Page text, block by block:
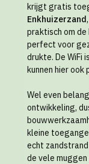
krijgt gratis
Enkhuizerzand
praktisch om
perfect voor
drukte. De WiFi
kunnen hier ook
Wel even
ontwikkeling,
kleine
echt
de vele muggen